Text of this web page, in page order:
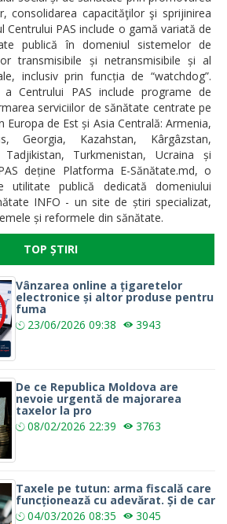
consolidarea capacităţilor şi sprijinirea
PAS include o gamă variată de
publică în domeniul sistemelor de
transmisibile și netransmisibile și al
inclusiv prin funcția de “watchdog”.
a Centrului PAS include programe de
serviciilor de sănătate centrate pe
Europa de Est și Asia Centrală: Armenia,
Georgia, Kazahstan, Kârgâzstan,
Tadjikistan, Turkmenistan, Ucraina și
deține Platforma E-Sănătate.md, o
publică dedicată domeniului
INFO - un site de știri specializat,
și reformele din sănătate.
TOP ȘTIRI
Vânzarea online a țigaretelor
electronice și altor produse pentru
fuma
23/06/2026 09:38 3943
De ce Republica Moldova are
nevoie urgentă de majorarea
taxelor la pro
08/02/2026 22:39 3763
Taxele pe tutun: arma fiscală care
funcționează cu adevărat. Și de car
04/03/2026 08:35 3045